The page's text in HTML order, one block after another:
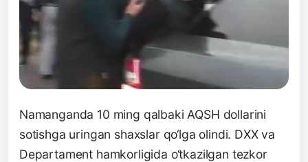
Namanganda 10 ming qalbaki AQSH dollarini
sotishga uringan shaxslar qo‘lga olindi. DXX va
Departament hamkorligida o‘tkazilgan tezkor